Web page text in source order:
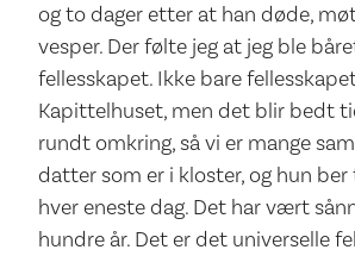
og to dager etter at han døde,
vesper. Der følte jeg at jeg ble
fellesskapet. Ikke bare
Kapittelhuset, men det blir bedt
rundt omkring, så vi er mange
datter som er i kloster, og hun
hver eneste dag. Det har vært
hundre år. Det er det universelle